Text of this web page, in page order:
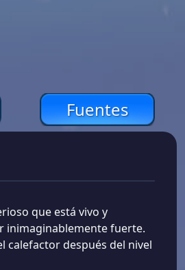
Fuentes
que está vivo y
inimaginablemente fuerte.
calefactor después del nivel